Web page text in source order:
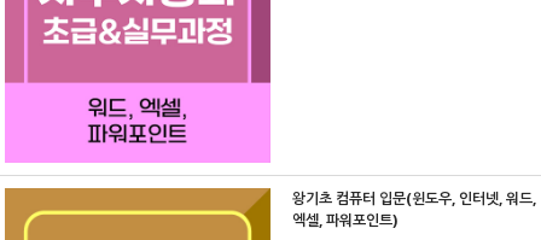
왕기초 컴퓨터 입문(윈도우, 인터넷, 워드,
엑셀, 파워포인트)